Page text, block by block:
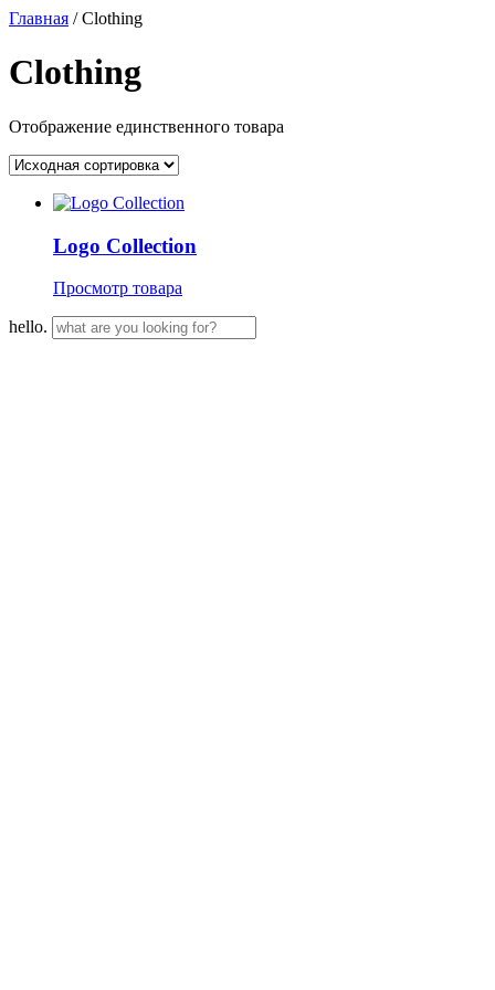
Главная / Clothing
Clothing
Отображение единственного товара
Logo Collection
Просмотр товара
hello.